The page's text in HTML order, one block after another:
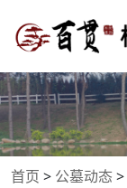
首页 > 公墓动态>